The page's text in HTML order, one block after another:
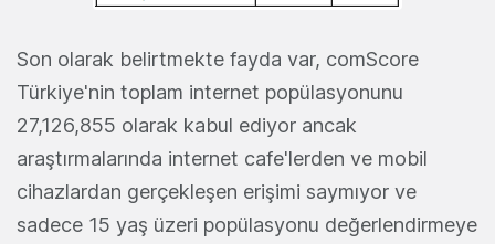
Son olarak belirtmekte fayda var, comScore
Türkiye'nin toplam internet popülasyonunu
27,126,855 olarak kabul ediyor ancak
araştırmalarında internet cafe'lerden ve mobil
cihazlardan gerçekleşen erişimi saymıyor ve
sadece 15 yaş üzeri popülasyonu değerlendirmeye